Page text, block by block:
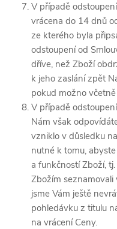
V případě
vrácena do 14 dnů
ze kterého byla
odstoupení od
dříve, než Zboží
k jeho zaslání zpět
pokud možno
V případě
Nám však
vzniklo v důsledku
nutné k tomu,
a funkčností Zboží,
Zbožím
jsme Vám ještě
pohledávku z titulu
na vrácení Ceny.